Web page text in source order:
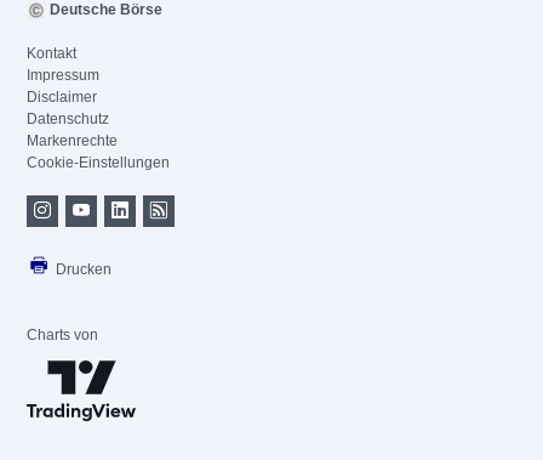
Deutsche Börse
Kontakt
Impressum
Disclaimer
Datenschutz
Markenrechte
Cookie-Einstellungen
Drucken
Charts von